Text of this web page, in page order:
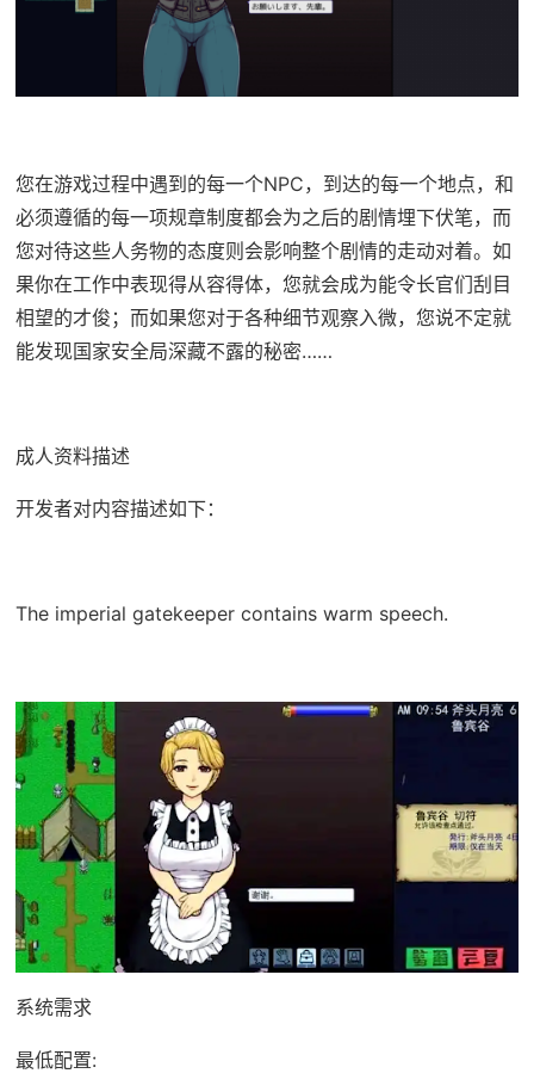
您在游戏过程中遇到的每一个NPC，到达的每一个地点，和
必须遵循的每一项规章制度都会为之后的剧情埋下伏笔，而
您对待这些人务物的态度则会影响整个剧情的走动对着。如
果你在工作中表现得从容得体，您就会成为能令长官们刮目
相望的才俊；而如果您对于各种细节观察入微，您说不定就
能发现国家安全局深藏不露的秘密……
成人资料描述
开发者对内容描述如下：
The imperial gatekeeper contains warm speech.
系统需求
最低配置: